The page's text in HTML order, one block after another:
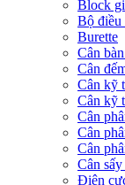
Block
Bộ điều
Burette
Cân
Cân
Cân kỹ
Cân kỹ
Cân
Cân
Cân
Cân
Điện